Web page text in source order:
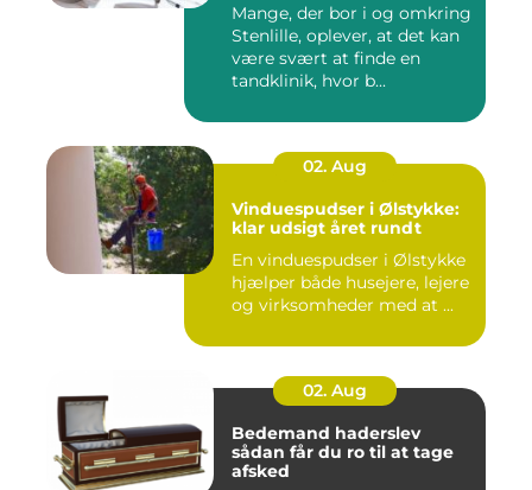
Mange, der bor i og omkring
Stenlille, oplever, at det kan
være svært at finde en
tandklinik, hvor b...
02. Aug
Vinduespudser i Ølstykke:
klar udsigt året rundt
En vinduespudser i Ølstykke
hjælper både husejere, lejere
og virksomheder med at ...
02. Aug
Bedemand haderslev
sådan får du ro til at tage
afsked